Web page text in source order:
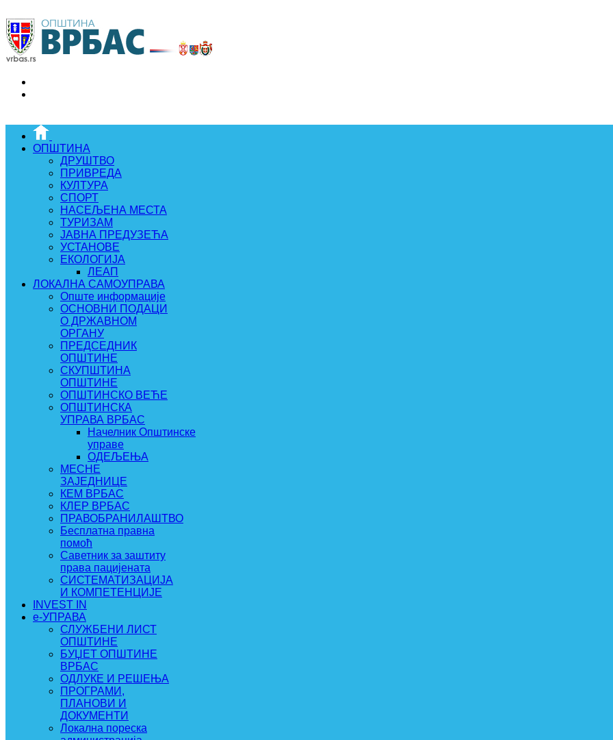
ОПШТИНА
ДРУШТВО
ПРИВРЕДА
КУЛТУРА
СПОРТ
НАСЕЉЕНА МЕСТА
ТУРИЗАМ
ЈАВНА ПРЕДУЗЕЋА
УСТАНОВЕ
ЕКОЛОГИЈА
ЛЕАП
ЛОКАЛНА САМОУПРАВА
Опште информације
ОСНОВНИ ПОДАЦИ
О ДРЖАВНОМ
ОРГАНУ
ПРЕДСЕДНИК
ОПШТИНЕ
СКУПШТИНА
ОПШТИНЕ
ОПШТИНСКО ВЕЋЕ
ОПШТИНСКА
УПРАВА ВРБАС
Начелник Општинске
управе
ОДЕЉЕЊА
МЕСНЕ
ЗАЈЕДНИЦЕ
КЕМ ВРБАС
КЛЕР ВРБАС
ПРАВОБРАНИЛАШТВО
Бесплатна правна
помоћ
Саветник за заштиту
права пацијената
СИСТЕМАТИЗАЦИЈА
И КОМПЕТЕНЦИЈЕ
INVEST IN
e-УПРАВА
СЛУЖБЕНИ ЛИСТ
ОПШТИНЕ
БУЏЕТ ОПШТИНЕ
ВРБАС
ОДЛУКЕ И РЕШЕЊА
ПРОГРАМИ,
ПЛАНОВИ И
ДОКУМЕНТИ
Локална пореска